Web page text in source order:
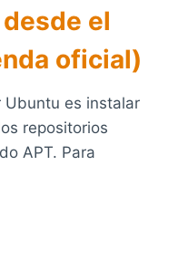
el
oficial)
Ubuntu es instalar
repositorios
APT. Para